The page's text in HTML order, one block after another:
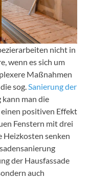
nicht in
wenn es sich um
Maßnahmen
sog.Sanierung der
kann man die
positiven Effekt
Fenstern mit drei
Heizkosten senken
der Hausfassade
auch